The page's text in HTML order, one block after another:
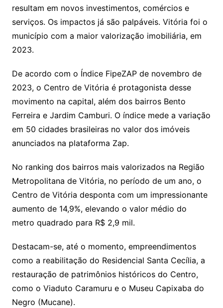
resultam em novos investimentos, comércios e
serviços. Os impactos já são palpáveis. Vitória foi o
município com a maior valorização imobiliária, em
2023.
De acordo com o Índice FipeZAP de novembro de
2023, o Centro de Vitória é protagonista desse
movimento na capital, além dos bairros Bento
Ferreira e Jardim Camburi. O índice mede a variação
em 50 cidades brasileiras no valor dos imóveis
anunciados na plataforma Zap.
No ranking dos bairros mais valorizados na Região
Metropolitana de Vitória, no período de um ano, o
Centro de Vitória desponta com um impressionante
aumento de 14,9%, elevando o valor médio do
metro quadrado para R$ 2,9 mil.
Destacam-se, até o momento, empreendimentos
como a reabilitação do Residencial Santa Cecília, a
restauração de patrimônios históricos do Centro,
como o Viaduto Caramuru e o Museu Capixaba do
Negro (Mucane).